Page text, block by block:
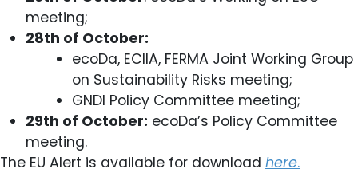
meeting;
28th of October:
ecoDa, ECIIA, FERMA Joint Working Group
on Sustainability Risks meeting;
GNDI Policy Committee meeting;
29th of October: ecoDa’s Policy Committee
meeting.
The EU Alert is available for download here.